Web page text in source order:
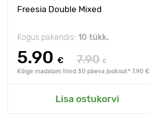
Freesia Double Mixed
Kogus pakendis: 10 tükk.
5.90 € 7.90 €
Kõige madalam hind 30 päeva jooksul:* 7.90 €
Lisa ostukorvi